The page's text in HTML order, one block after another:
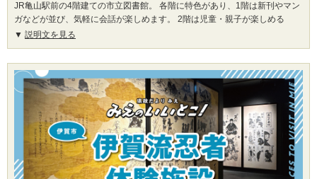
JR亀山駅前の4階建ての市立図書館。 各階に特色があり、1階は新刊やマン
ガなどが並び、気軽に会話が楽しめます。 2階は児童・親子が楽しめる
説明文を見る